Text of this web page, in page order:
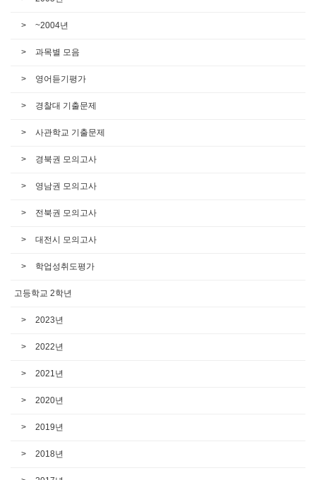
~2004년
과목별 모음
영어듣기평가
경찰대 기출문제
사관학교 기출문제
경북권 모의고사
영남권 모의고사
전북권 모의고사
대전시 모의고사
학업성취도평가
고등학교 2학년
2023년
2022년
2021년
2020년
2019년
2018년